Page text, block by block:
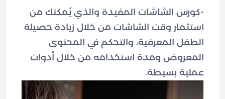
-كورس الشاشات المفيدة والذي يُمكنك من
استثمار وقت الشاشات من خلال زيادة حصيلة
الطفل المعرفية، والتحكم في المحتوى
المعروض ومدة استخدامه من خلال أدوات
عملية بسيطة.